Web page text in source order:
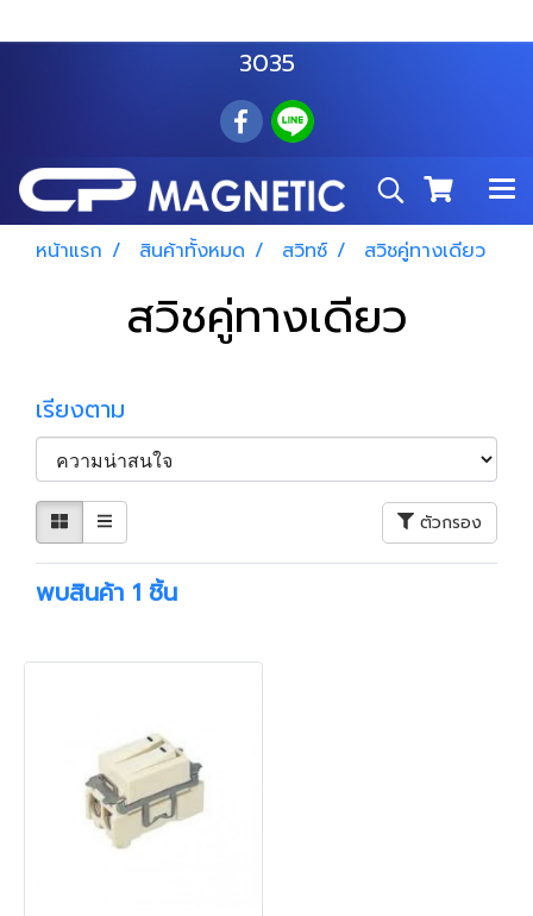
3035
หน้าแรก สินค้าทั้งหมด สวิทซ์ สวิชคู่ทางเดียว
สวิชคู่ทางเดียว
เรียงตาม
ตัวกรอง
พบสินค้า 1 ชิ้น